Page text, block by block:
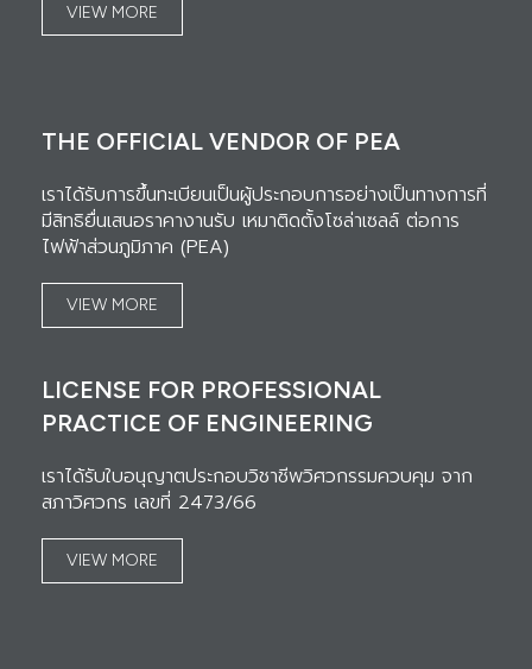
VIEW MORE
THE OFFICIAL VENDOR OF PEA
เราได้รับการขึ้นทะเบียนเป็นผู้ประกอบการอย่างเป็นทางการที่
มีสิทธิยื่นเสนอราคางานรับ เหมาติดตั้งโซล่าเซลล์ ต่อการ
ไฟฟ้าส่วนภูมิภาค (PEA)
VIEW MORE
LICENSE FOR PROFESSIONAL
PRACTICE OF ENGINEERING
เราได้รับใบอนุญาตประกอบวิชาชีพวิศวกรรมควบคุม จาก
สภาวิศวกร เลขที่ 2473/66
VIEW MORE